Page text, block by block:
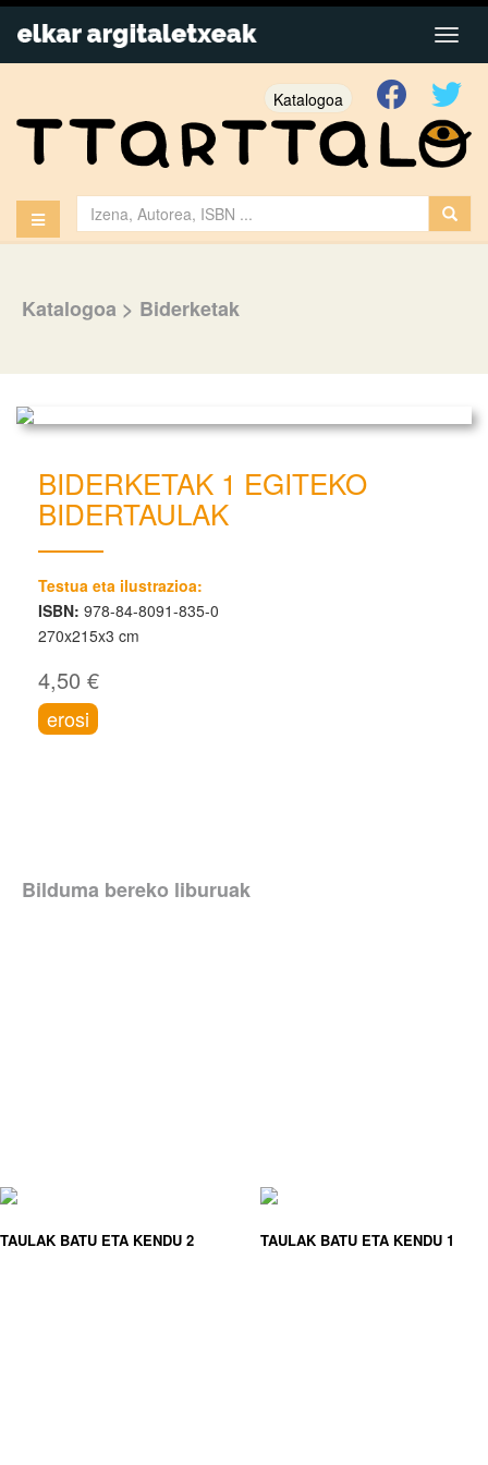
Katalogoa
Katalogoa > Biderketak
BIDERKETAK 1 EGITEKO
BIDERTAULAK
Testua eta ilustrazioa:
ISBN: 978-84-8091-835-0
270x215x3 cm
4,50 €
erosi
Bilduma bereko liburuak
TAULAK BATU ETA KENDU 2 TAULAK BATU ETA KENDU 1